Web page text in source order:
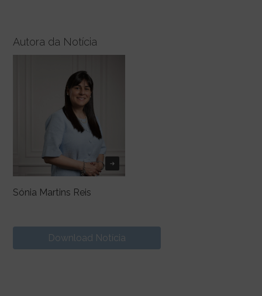
Autora da Notícia
Sónia Martins Reis
Download Notícia